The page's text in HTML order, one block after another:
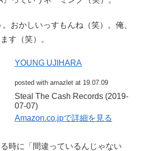
。おかしいっすもんね（笑）。俺、
す（笑）。
YOUNG UJIHARA
posted with amazlet at 19.07.09
Steal The Cash Records (2019-
07-07)
Amazon.co.jpで詳細を見る
る時に「間違っているんじゃない